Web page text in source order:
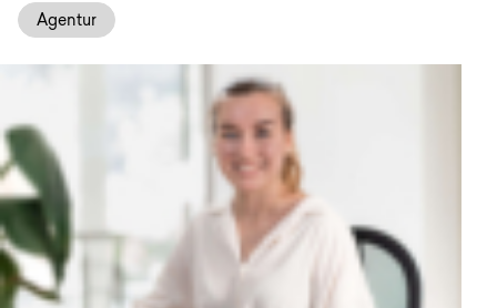
Kontakt
Anfrage
Agentur